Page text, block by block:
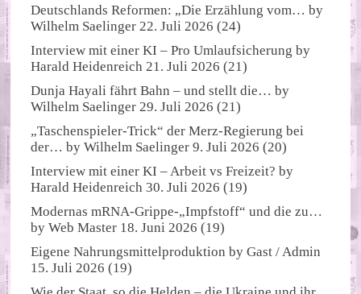
Deutschlands Reformen: „Die Erzählung vom… by
Wilhelm Saelinger 22. Juli 2026 (24)
Interview mit einer KI – Pro Umlaufsicherung by
Harald Heidenreich 21. Juli 2026 (21)
Dunja Hayali fährt Bahn – und stellt die… by
Wilhelm Saelinger 29. Juli 2026 (21)
„Taschenspieler-Trick“ der Merz-Regierung bei
der… byWilhelm Saelinger 9. Juli 2026 (20)
Interview mit einer KI – Arbeit vs Freizeit? by
Harald Heidenreich 30. Juli 2026 (19)
Modernas mRNA-Grippe-„Impfstoff“ und die zu…
byWeb Master 18. Juni 2026 (19)
Eigene Nahrungsmittelproduktion byGast / Admin
15. Juli 2026 (19)